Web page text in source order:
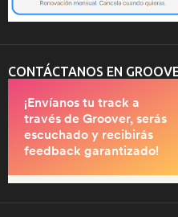
CONTÁCTANOS EN